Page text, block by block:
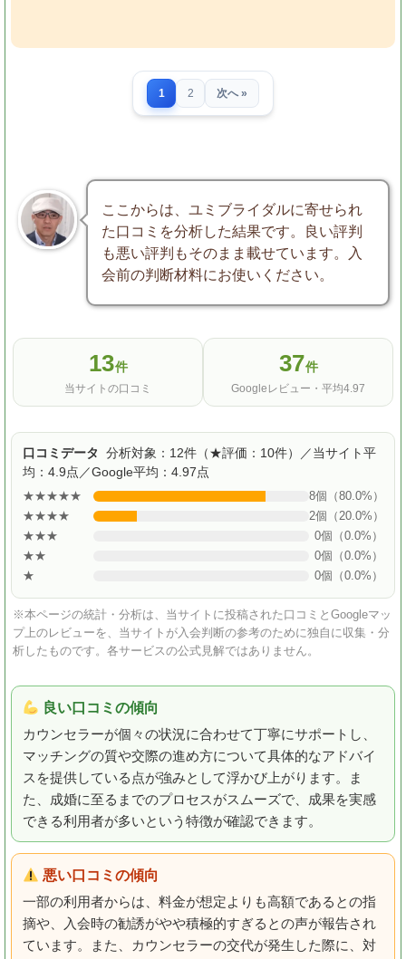
1 2 次へ »
ここからは、ユミブライダルに寄せられ
た口コミを分析した結果です。良い評判
も悪い評判もそのまま載せています。入
会前の判断材料にお使いください。
13件
当サイトの口コミ
37件
Googleレビュー・平均4.97
口コミデータ
分析対象：12件（★評価：10件）／当サイト平
均：4.9点／Google平均：4.97点
★★★★★
8個（80.0%）
★★★★
2個（20.0%）
★★★
0個（0.0%）
★★
0個（0.0%）
★
0個（0.0%）
※本ページの統計・分析は、当サイトに投稿された口コミとGoogleマッ
プ上のレビューを、当サイトが入会判断の参考のために独自に収集・分
析したものです。各サービスの公式見解ではありません。
良い口コミの傾向
カウンセラーが個々の状況に合わせて丁寧にサポートし、
マッチングの質や交際の進め方について具体的なアドバイ
スを提供している点が強みとして浮かび上がります。ま
た、成婚に至るまでのプロセスがスムーズで、成果を実感
できる利用者が多いという特徴が確認できます。
悪い口コミの傾向
一部の利用者からは、料金が想定よりも高額であるとの指
摘や、入会時の勧誘がやや積極的すぎるとの声が報告され
ています。また、カウンセラーの交代が発生した際に、対